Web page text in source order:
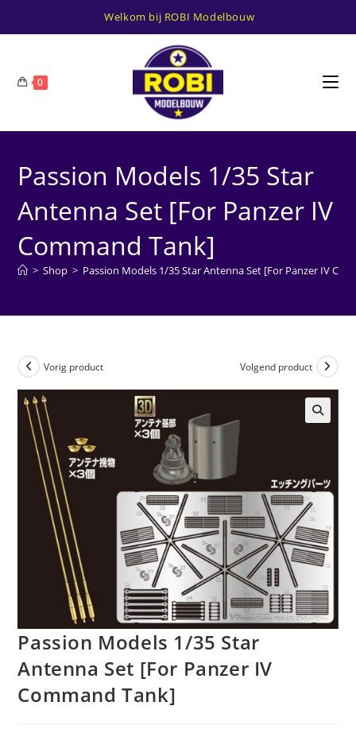
Welkom bij ROBI Modelbouw
0
Passion Models 1/35 Star
Antenna Set [For Panzer IV
Command Tank]
> Shop > Passion Models 1/35 Star Antenna Set [For Panzer IV
Vorig product Volgend product
Passion Models 1/35 Star
Antenna Set [For Panzer IV
Command Tank]